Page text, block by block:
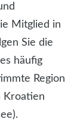
Mitglied in
Sie die
häufig
Region
Kroatien